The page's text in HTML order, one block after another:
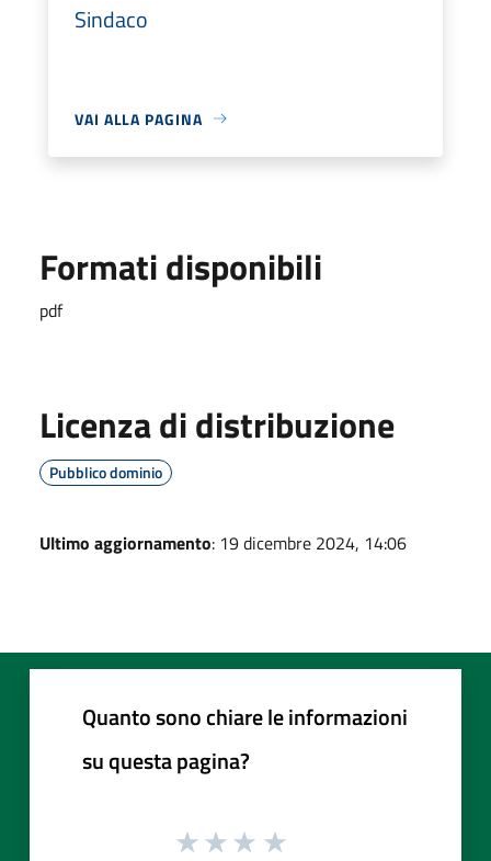
Sindaco
VAI ALLA PAGINA
Formati disponibili
pdf
Licenza di distribuzione
Pubblico dominio
Ultimo aggiornamento: 19 dicembre 2024, 14:06
Quanto sono chiare le informazioni
su questa pagina?